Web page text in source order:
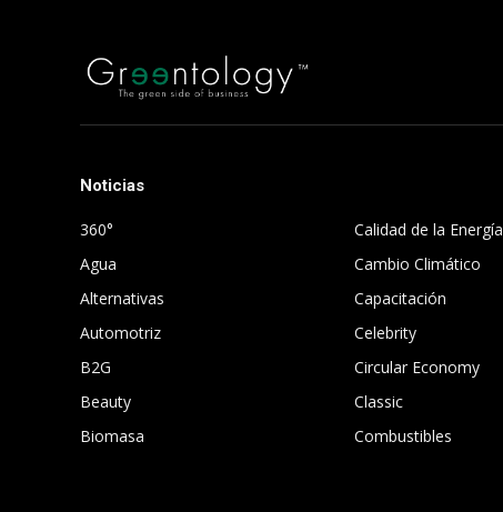
Noticias
360°
Agua
Alternativas
Automotriz
B2G
Beauty
Biomasa
Calidad de la Energía
Cambio Climático
Capacitación
Celebrity
Circular Economy
Classic
Combustibles